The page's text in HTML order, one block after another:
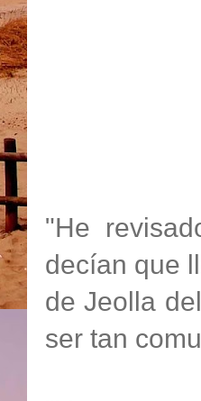
"He
decían que
de Jeolla
ser tan